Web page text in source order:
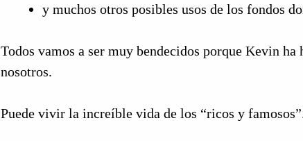
y muchos otros posibles usos de los fondos
Todos vamos a ser muy bendecidos porque Kevin
nosotros.
Puede vivir la increíble vida de los “ricos y